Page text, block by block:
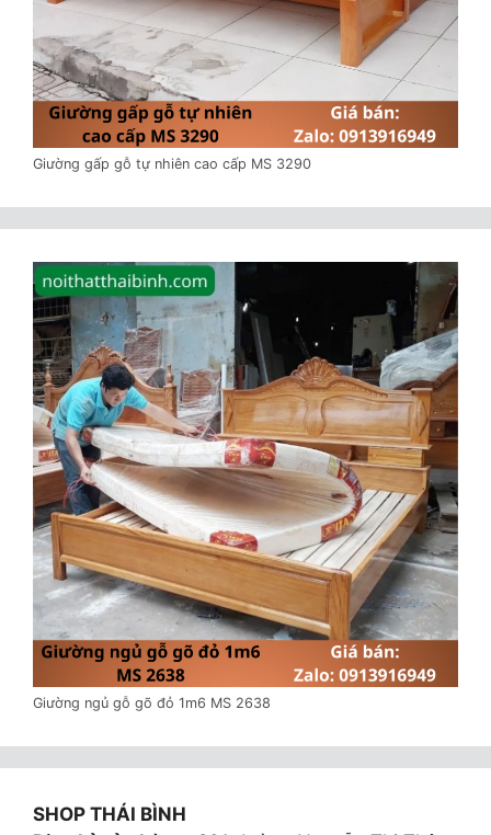
Giường gấp gỗ tự nhiên cao cấp MS 3290
Giường ngủ gỗ gõ đỏ 1m6 MS 2638
SHOP THÁI BÌNH